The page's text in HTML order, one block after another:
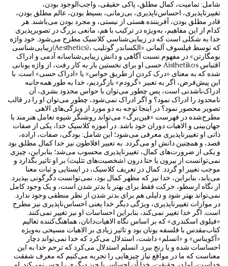
شامل: تمامیت، کمال مطلق، پاکی حقیقی، واجب‌الوجود بودن،
تغییر‌ناپذیری، احساس‌ناپذیری، بی‌زمانی، بسیط بودن، عالم مطلق بودن،
قادر مطلق بودن، آفریننده هستی از نیستی، و مجرد بودن می‌باشند. هر
کدام از این مفاهیم، به‌ویژه در ترکیب با هم، مانعی بزرگ در تصویر‌پذیری
خدا به شکلی است که در زیبایی‌شناسی کلاسیک مطرح می‌شود. خود واژه
زیبایی‌شناسی(Aesthetics)، که توسط فیلسوف آلمانی «الکساندر گوتلیب
بومگارتن» در مفهوم نسبت آگاهی و دانش زیبایی‌شناسانه آدمی و ادراک
حسی او برای نخستین بار به کار رفت، از واژه یونانی Aisthetikos اقتباس
شده که به معنای «درک کردن از طریق حواس» یا «ادراک حسی» است. با
این پیش‌فرض، اگر به تعبیر «گرودم» بازگردیم، خدا به طور همه‌جانبه
ادراک‌ناشدنی است، پس چطور می‌توان با حواس محدود بشری، آن
نامحدود را ادراک نمود؟ و اگر ادراک نمی‌شود، چطور می‌توان او را در قالب
تصویر محصور نمود؟ در اینجا توجه به دو مورد از ویژگی‌های الاهی
مطرح‌شده در فهرست «فین‌برگ» می‌تواند روشنگر شیوه تعامل هنرمند با
جهان‌بینی و الاهیات دوران خود باشد. در آموزه کلاسیک خدا، یکی از صفات
ذاتی او تغییر‌ناپذیری معرفی می‌شود؛ این شامل: بودگی، صفات، اراده،
قصد، و همچنین دانش او می‌گردد. به تعبیر افلاطون نیز خدا کمال مطلق بود
و یکی از ضرورت‌های کمال، تغییر‌ناپذیری محسوب می‌شد؛ بنابراین، چیزی
نمی‌توانست از بیرون یا حتا درون (شخصیت‌های تثلیث) بر او تاثیر بگذارد و
موجب تغییر او گردد. کمال در تعریف کلاسیک، در ایستایی و ثبات معنا
می‌یابد، بنابراین، خدا نیز که مظهر کمال بود، نمی‌توانست دگرگونی بپذیرد.
از نگاه ارسطو، حرکت فقط برای بهتر یا بدتر شدن است، و یک وجود کامل
نمی‌تواند بهتر شود و دلیلی هم برای بدتر شدن از نظر منطقی وجود ندارد.
در موازات تغییرناپذیری، ویژگی دیگر خدا یعنی احساس‌ناپذیری نیز مطرح
است. اگر خدا تغییر نمی‌کند، بنابر‌این احساسات او نیز تغییر نمی‌کنند.
«فیلوی اسکندری» که بر اساس نگاه الاهیات‌دانان، هماهنگ‌کننده تعالیم
کتاب‌مقدس با فلسفه یونان بود و تاثیر زیادی بر الاهیات مسیحی به‌ویژه
«آکویناس» و «انسلم» داشت، استدلال می‌کرد که خدا نمی‌تواند دچار
احساسات شده و یا رنج ببرد. انسلم استدلال می‌کرد که ترحم خدا به این
معناست که ما در مواقع نیاز چیزهایی را تجربه می‌کنیم که معرف شفقت